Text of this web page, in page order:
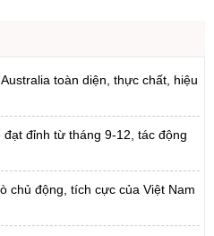
toàn diện, thực chất, hiệu
đỉnh từ tháng 9-12, tác động
chủ động, tích cực của Việt Nam